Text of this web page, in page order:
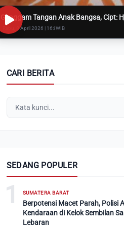
Genggam Tangan Anak Bangsa, Cipt:
Rabu, 8 April 2026 | 16:i WIB
CARI BERITA
SEDANG POPULER
1 SUMATERA BARAT
Berpotensi Macet Parah, Polisi
Kendaraan di Kelok Sembilan
Lebaran